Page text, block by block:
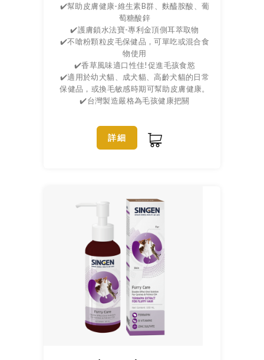
✔️幫助皮膚健康-維生素B群、麩醯胺酸、葡
萄糖酸鋅
✔️護膚鎖水法寶-專利金頂側耳萃取物
✔️不嗆粉顆粒皮毛保健品，可單吃或混合食
物使用
✔️香草風味適口性佳!促進毛孩食慾
✔️適用於幼犬貓、成犬貓、高齡犬貓的日常
保健品，或換毛敏感時期可幫助皮膚健康。
✔️台灣製造嚴格為毛孩健康把關
詳細